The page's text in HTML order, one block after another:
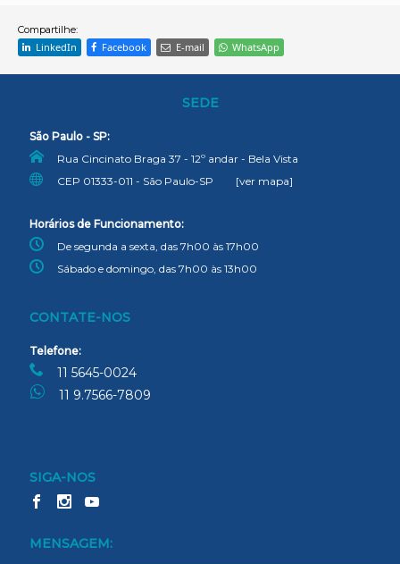
Compartilhe:
LinkedIn Facebook E-mail WhatsApp
SEDE
São Paulo - SP:
Rua Cincinato Braga 37 - 12º andar - Bela Vista
CEP 01333-011 - São Paulo-SP
[ver mapa]
Horários de Funcionamento:
De segunda a sexta, das 7h00 às 17h00
Sábado e domingo, das 7h00 às 13h00
CONTATE-NOS
Telefone:
11 5645-0024
11 9.7566-7809
SIGA-NOS
MENSAGEM: